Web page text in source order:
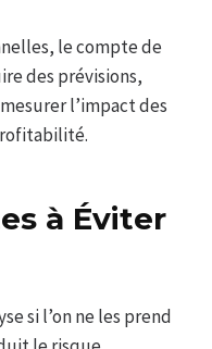
le compte de
des prévisions,
l’impact des
à Éviter
si l’on ne les prend